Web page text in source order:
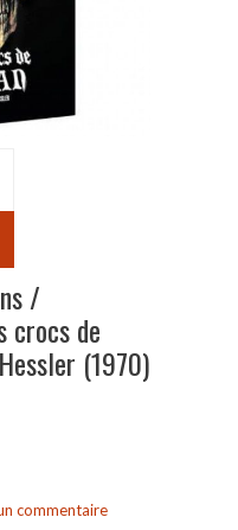
/
crocs de
(1970)
commentaire